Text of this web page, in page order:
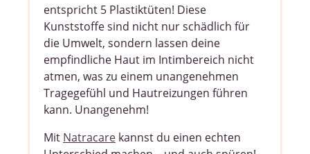
entspricht 5 Plastiktüten! Diese
Kunststoffe sind nicht nur schädlich für
die Umwelt, sondern lassen deine
empfindliche Haut im Intimbereich nicht
atmen, was zu einem unangenehmen
Tragegefühl und Hautreizungen führen
kann. Unangenehm!
Mit Natracare kannst du einen echten